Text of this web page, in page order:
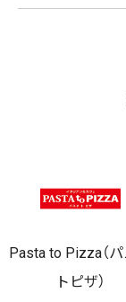
Pasta to Pizza（
トピザ）